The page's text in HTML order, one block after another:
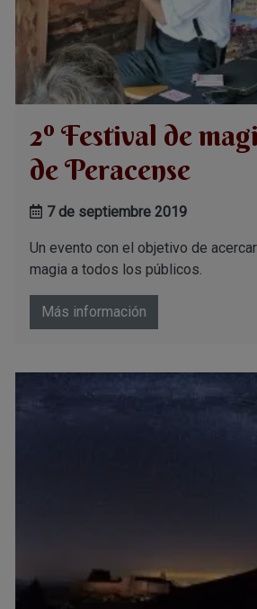
2º Festival de
de Peracense
7 de septiembre 2019
Un evento con el objetivo de
magia a todos los públicos.
Más información